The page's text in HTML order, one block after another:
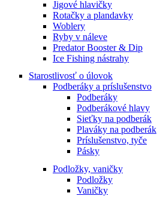
Jigové hlavičky
Rotačky a plandavky
Woblery
Ryby v náleve
Predator Booster & Dip
Ice Fishing nástrahy
Starostlivosť o úlovok
Podberáky a príslušenstvo
Podberáky
Podberákové hlavy
Sieťky na podberák
Plaváky na podberák
Príslušenstvo, tyče
Pásky
Podložky, vaničky
Podložky
Vaničky